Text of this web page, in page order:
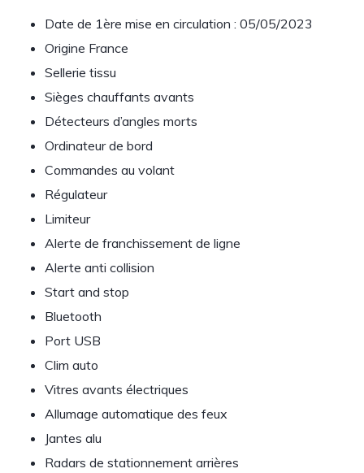
Date de 1ère mise en circulation : 05/05/2023
Origine France
Sellerie tissu
Sièges chauffants avants
Détecteurs d’angles morts
Ordinateur de bord
Commandes au volant
Régulateur
Limiteur
Alerte de franchissement de ligne
Alerte anti collision
Start and stop
Bluetooth
Port USB
Clim auto
Vitres avants électriques
Allumage automatique des feux
Jantes alu
Radars de stationnement arrières